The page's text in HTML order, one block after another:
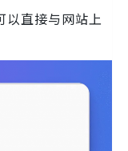
直接与网站上